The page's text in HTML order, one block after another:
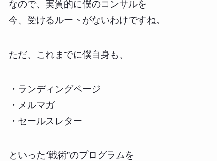
なので、実質的に僕のコンサルを
今、受けるルートがないわけですね。
ただ、これまでに僕自身も、
・ランディングページ
・メルマガ
・セールスレター
といった“戦術”のプログラムを